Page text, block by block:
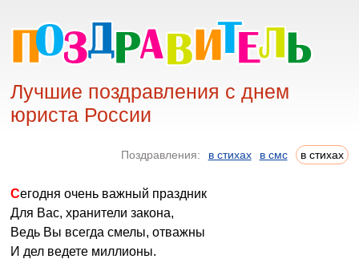
Лучшие поздравления с днем
юриста России
Поздравления: в стихах в смс в стихах
Сегодня очень важный праздник
Для Вас, хранители закона,
Ведь Вы всегда смелы, отважны
И дел ведете миллионы.